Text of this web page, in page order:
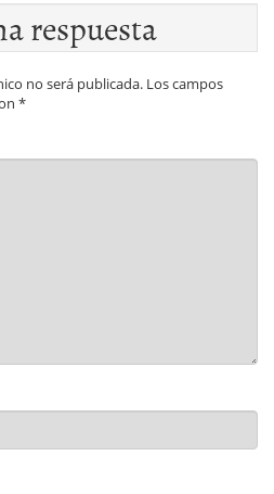
respuesta
no será publicada. Los campos
*